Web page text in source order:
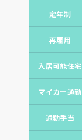
定年制
再雇用
入居可能住宅
マイカー通勤
通勤手当